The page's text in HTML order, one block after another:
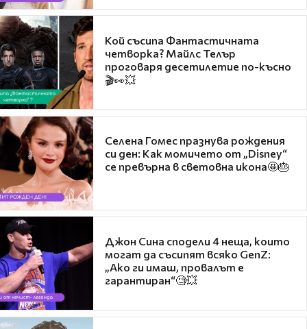
Кой съсипа Фантастичната
четворка? Майлс Телър
проговаря десетилетие по-късно
🎬👀💥
Селена Гомес празнува рождения
си ден: Как момичето от „Disney“
се превърна в световна икона🤩🎂
Джон Сина сподели 4 неща, които
могат да съсипят всяко GenZ:
„Ако ги имаш, провалът е
гарантиран“🧐💥